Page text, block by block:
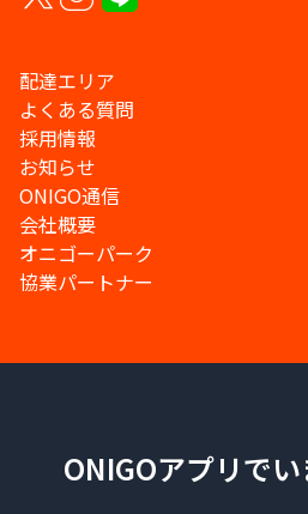
配達エリア
よくある質問
採用情報
お知らせ
ONIGO通信
会社概要
オニゴーパーク
協業パートナー
ONIGOアプリで